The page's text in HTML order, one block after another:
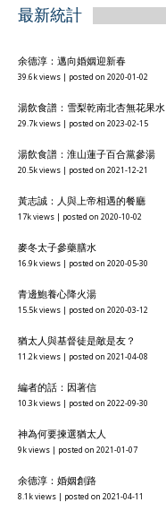
最新統計
余德淳：邁向婚姻迎新春
39.6k views | posted on 2020-01-02
湯飲食譜：雪梨乾南北杏無花果水
29.7k views | posted on 2023-02-15
湯飲食譜：淮山蓮子百合黨參湯
20.5k views | posted on 2021-12-21
黃志誠：人與上帝相遇的餐廳
17k views | posted on 2020-10-02
麥冬太子參藥膳水
16.9k views | posted on 2020-05-30
青邊鮑養心降火湯
15.5k views | posted on 2020-03-12
猶太人與基督徒是敵是友？
11.2k views | posted on 2021-04-08
編者的話：因著信
10.3k views | posted on 2022-09-30
神為何要揀選猶太人
9k views | posted on 2021-01-07
余德淳：婚姻創路
8.1k views | posted on 2021-04-11